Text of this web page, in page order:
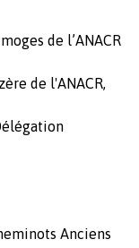
de l’ANACR
de l'ANACR,
Anciens